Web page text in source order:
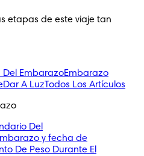
etapas de este viaje tan
Del EmbarazoEmbarazo
Dar A LuzTodos Los Artículos
Del
y fecha de
De Peso Durante El